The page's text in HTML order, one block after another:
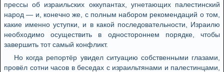
прессы об израильских оккупантах, угнетающих палестинский
народ — и, конечно же, с полным набором рекомендаций о том,
какие именно уступки, и в какой последовательности, Израилю
необходимо осуществить в одностороннем порядке, чтобы
завершить тот самый конфликт.
Но когда репортёр увидел ситуацию собственными глазами,
провёл сотни часов в беседах с израильтянами и палестинцами,